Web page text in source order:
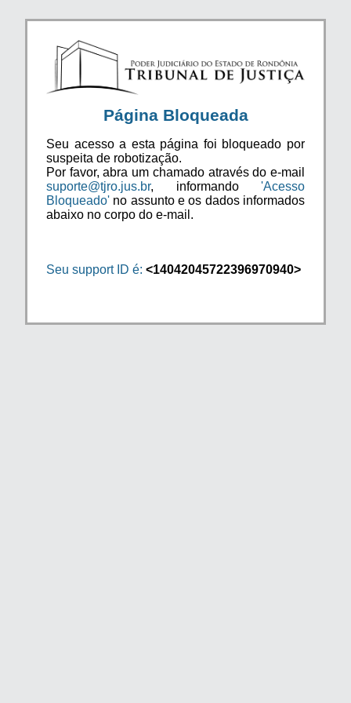
Página Bloqueada
Seu acesso a esta página foi bloqueado por
suspeita de robotização.
Por favor, abra um chamado através do e-mail
suporte@tjro.jus.br, informando 'Acesso
Bloqueado' no assunto e os dados informados
abaixo no corpo do e-mail.
Seu support ID é: <14042045722396970940>